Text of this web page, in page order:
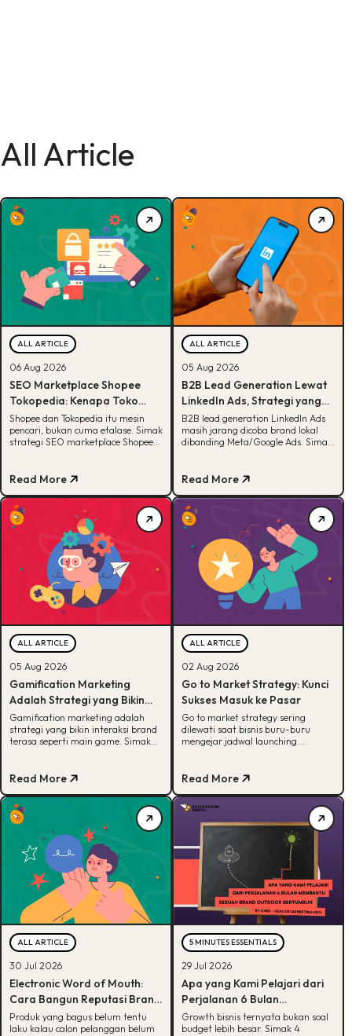
All Article
ALL ARTICLE
06 Aug 2026
SEO Marketplace Shopee
Tokopedia: Kenapa Toko
Online-mu Perlu Lebih dari
Sekadar Etalase
Shopee dan Tokopedia itu mesin
pencari, bukan cuma etalase. Simak
strategi SEO marketplace Shopee
Read More
ALL ARTICLE
05 Aug 2026
B2B Lead Generation Lewat
LinkedIn Ads, Strategi yang
Masih Jarang Dicoba Brand
Lokal
B2B lead generation LinkedIn Ads
masih jarang dicoba brand lokal
dibanding Meta/Google Ads. Simak
Read More
ALL ARTICLE
05 Aug 2026
Gamification Marketing
Adalah Strategi yang Bikin
Konsumen Betah, Ini Cara
Kerjanya
Gamification marketing adalah
strategi yang bikin interaksi brand
terasa seperti main game. Simak
Read More
ALL ARTICLE
02 Aug 2026
Go to Market Strategy: Kunci
Sukses Masuk ke Pasar
Go to market strategy sering
dilewati saat bisnis buru-buru
mengejar jadwal launching.
tanpa tahu channel mana yang
pelanggan yang paling potensial.
Makanya, Kamu perlu peta jalan
yang tepat agar peluncuran produk
lebih terarah. Dengan strategi
yang matang, produk lebih mudah
[…]
Read More
ALL ARTICLE
30 Jul 2026
Electronic Word of Mouth:
Cara Bangun Reputasi Brand
Online
Produk yang bagus belum tentu
laku kalau calon pelanggan belum
5 MINUTES ESSENTIALS
29 Jul 2026
Apa yang Kami Pelajari dari
Perjalanan 6 Bulan
Membantu Sebuah Brand
Outdoor Bertumbuh
Growth bisnis ternyata bukan soal
budget lebih besar. Simak 4